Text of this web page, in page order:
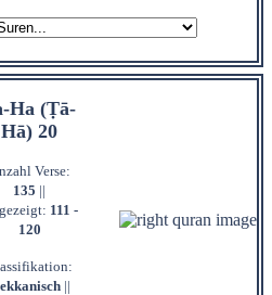
Ha (Ṭā-
Hā) 20
Verse:
135 ||
111 -
120
||